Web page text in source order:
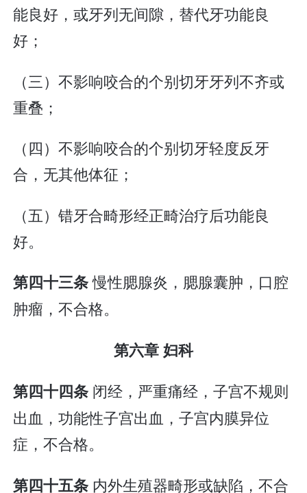
能良好，或牙列无间隙，替代牙功能良
好；
（三）不影响咬合的个别切牙牙列不齐或
重叠；
（四）不影响咬合的个别切牙轻度反牙
合，无其他体征；
（五）错牙合畸形经正畸治疗后功能良
好。
第四十三条慢性腮腺炎，腮腺囊肿，口腔
肿瘤，不合格。
第六章 妇科
第四十四条 闭经，严重痛经，子宫不规则
出血，功能性子宫出血，子宫内膜异位
症，不合格。
第四十五条 内外生殖器畸形或缺陷，不合